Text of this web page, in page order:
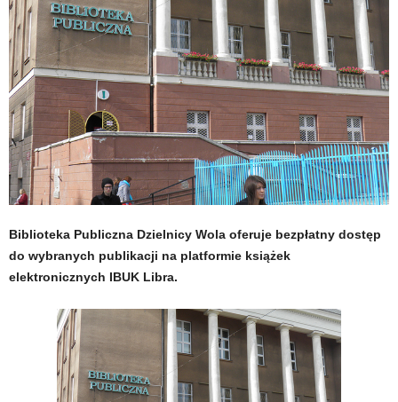
Biblioteka Publiczna Dzielnicy Wola oferuje bezpłatny dostęp
do wybranych publikacji na platformie książek
elektronicznych IBUK Libra.